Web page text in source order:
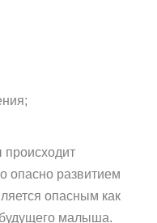
происходит
опасно развитием
опасным как
малыша.